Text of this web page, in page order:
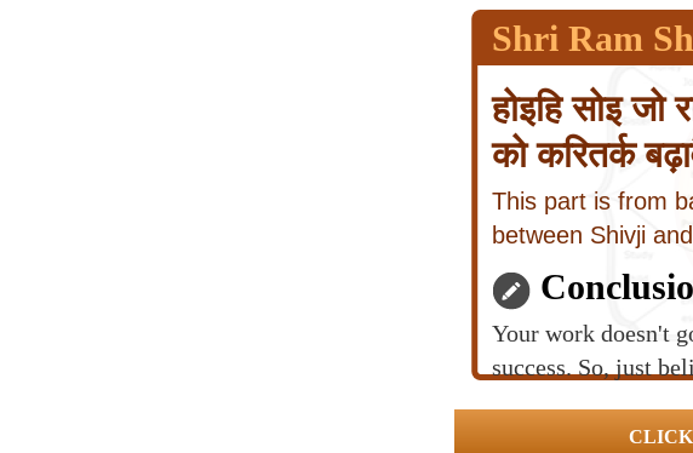
Shri Ram
होइहि सोइ जो
को करितर्क
This part is from
between Shivji
Your work doesn't
success. So, just